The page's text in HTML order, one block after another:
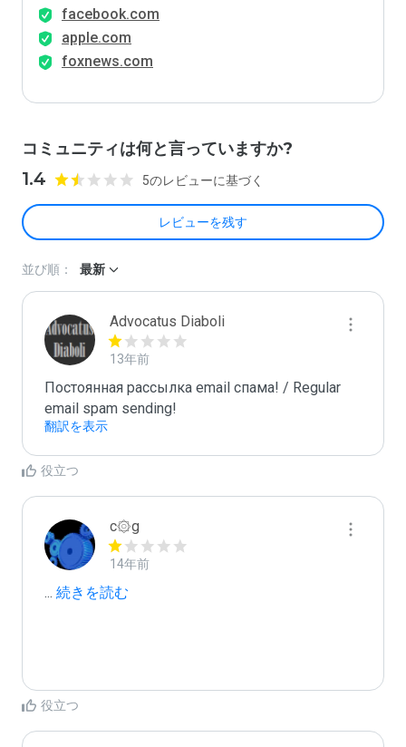
facebook.com
apple.com
foxnews.com
コミュニティは何と言っていますか?
1.4 5のレビューに基づく
レビューを残す
並び順： 最新
Advocatus Diaboli
13年前
Постоянная рассылка email спама! / Regular
email spam sending!
翻訳を表示
役立つ
c۞g
14年前
... 続きを読む
役立つ